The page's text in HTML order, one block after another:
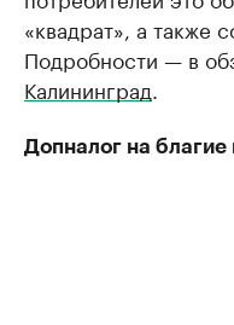
«квадрат», а также
Подробности — в
Калининград
Допналог на благие